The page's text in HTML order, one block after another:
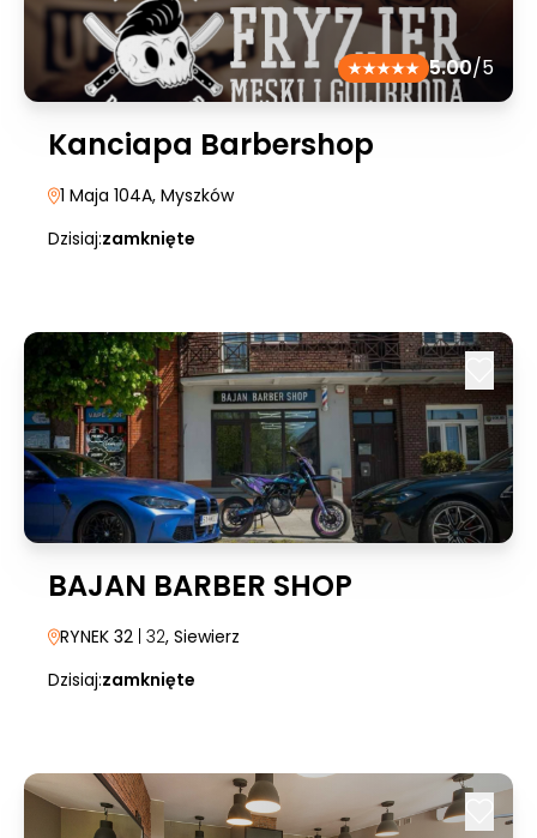
5.00/5
Kanciapa Barbershop
1 Maja 104A, Myszków
Dzisiaj:zamknięte
BAJAN BARBER SHOP
RYNEK 32 | 32, Siewierz
Dzisiaj:zamknięte